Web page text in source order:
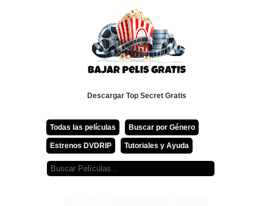
Descargar Top Secret Gratis
Todas las películas Buscar por Género
Estrenos DVDRIP Tutoriales y Ayuda